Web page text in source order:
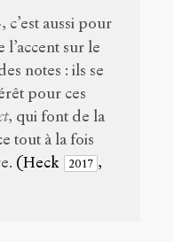
aussi pour
sur le
notes : ils se
pour ces
, qui font de la
tout à la fois
(Heck 2017 ,